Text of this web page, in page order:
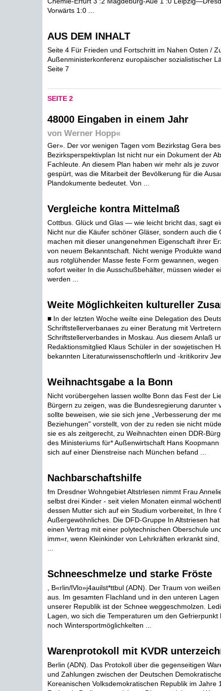
Vorwärts 1:0 ...
AUS DEM INHALT
Seite 4 Für Frieden und Fortschritt im Nahen Osten /
Außenministerkonferenz europäischer sozialistischer
Seite 7
SEITE 2
48000 Eingaben in einem Jahr
von Werner Hopp«
Ger». Der vor wenigen Tagen vom Bezirkstag Gera
Bezirksperspektivplan Ist nicht nur ein Dokument der
Fachleute. An diesem Plan haben wir mehr als je
gespürt, was die Mitarbeit der Bevölkerung für die
Plandokumente bedeutet. Von ...
Vergleiche kontra Mittelmaß
Cottbus. Glück und Glas — wie leicht bricht das, sagt
Nicht nur die Käufer schöner Gläser, sondern auch die
machen mit dieser unangenehmen Eigenschaft ihrer
von neuem Bekanntschaft. Nicht wenige Produkte
aus rotglühender Masse feste Form gewannen, wegen
sofort weiter In die Ausschußbehälter, müssen wieder
werden ...
Weite Möglichkeiten kultureller
■ In der letzten Woche weilte eine Delegation des
Schriftstellerverbanaes zu einer Beratung mit
Schriftstellerverbandes in Moskau. Aus diesem Anlaß
Redaktionsmitglied Klaus Schüler in der sowjetischen
bekannten Literaturwissenschoftlerln und -kritikorirv
Weihnachtsgabe a la Bonn
Nicht vorübergehen lassen wollte Bonn das Fest der
Bürgern zu zeigen, was die Bundesregierung darunter
sollte beweisen, wie sie sich jene „Verbesserung der
Beziehungen" vorstellt, von der zu reden sie nicht
sie es als zeitgerecht, zu Weihnachten einen DDR-
des Ministeriums für* Außenwirtschaft Hans
sich auf einer Dienstreise nach München befand ...
Nachbarschaftshilfe
fm Dresdner Wohngebiet Altstrlesen nimmt Frau
selbst drei Kinder - seit vielen Monaten einmal
dessen Mutter sich auf ein Studium vorbereitet, In Ihre
Außergewöhnliches. Die DFD-Gruppe In Altstriesen
einen Vertrag mit einer polytechnischen Oberschule
imm«r, wenn Kleinkinder von Lehrkräften erkrankt
Schneeschmelze und starke Fröste
, B«rlin/lVlo»j4auilst*ttbul (ADN). Der Traum von
aus. Im gesamten Flachland und in den unteren
unserer Republik ist der Schnee weggeschmolzen.
Lagen, wo sich die Temperaturen um den Gefrierpunkt
noch Wintersportmöglichkelten ...
Warenprotokoll mit KVDR
Berlin (ADN). Das Protokoll über die gegenseitigen
und Zahlungen zwischen der Deutschen
Koreanischen Volksdemokratischen Republik im Jahre